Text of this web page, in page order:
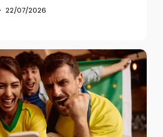
22/07/2026